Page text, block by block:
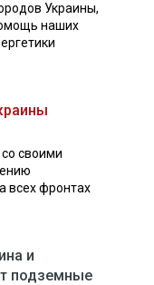
Украины,
наших
своими
всех фронтах
и
подземные